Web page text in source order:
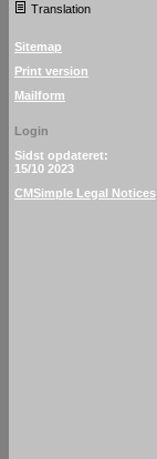
Translation
Sitemap
Print version
Mailform
Login
Sidst opdateret:
15/10 2023
CMSimple Legal Notices